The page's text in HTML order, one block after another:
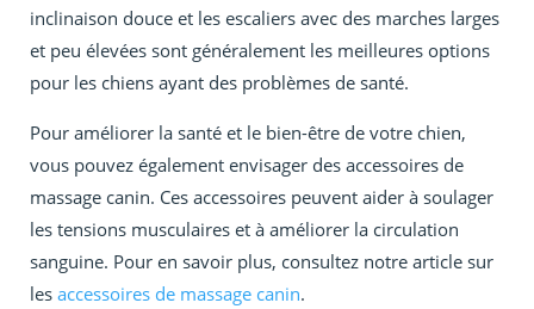
inclinaison douce et les escaliers avec des marches larges
et peu élevées sont généralement les meilleures options
pour les chiens ayant des problèmes de santé.
Pour améliorer la santé et le bien-être de votre chien,
vous pouvez également envisager des accessoires de
massage canin. Ces accessoires peuvent aider à soulager
les tensions musculaires et à améliorer la circulation
sanguine. Pour en savoir plus, consultez notre article sur
les accessoires de massage canin.